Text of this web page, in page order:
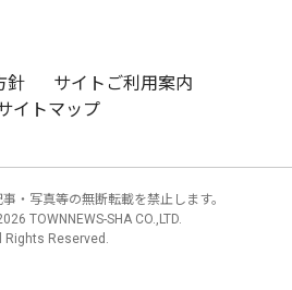
針
サイトご利用案内
イトマップ
・写真等の無断転載を禁止します。
TOWNNEWS-SHA CO.,LTD.
Rights Reserved.